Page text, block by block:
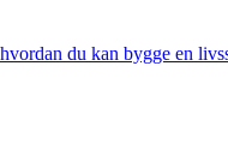
du kan bygge en